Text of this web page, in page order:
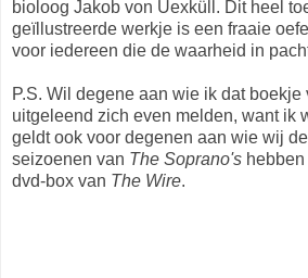
bioloog Jakob von Uexküll. Dit heel
geïllustreerde werkje is een fraaie
voor iedereen die de waarheid in
P.S. Wil degene aan wie ik dat
uitgeleend zich even melden, want ik
geldt ook voor degenen aan wie wij
seizoenen van The Soprano's
dvd-box van The Wire.